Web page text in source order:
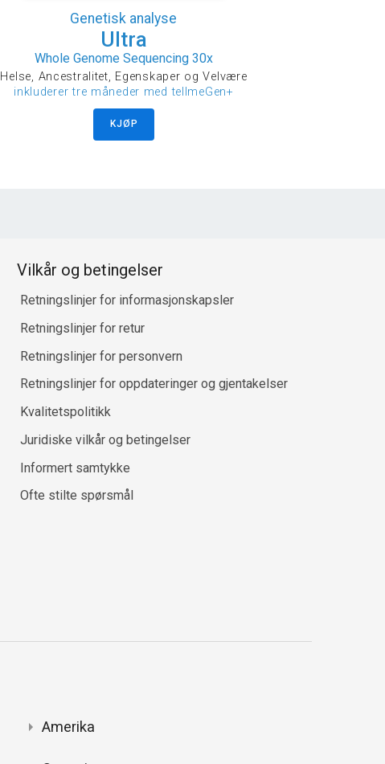
Genetisk analyse
Ultra
Whole Genome Sequencing 30x
Helse, Ancestralitet, Egenskaper og Velvære
inkluderer tre måneder med tellmeGen+
KJØP
Vilkår og betingelser
Retningslinjer for informasjonskapsler
Retningslinjer for retur
Retningslinjer for personvern
Retningslinjer for oppdateringer og gjentakelser
Kvalitetspolitikk
Juridiske vilkår og betingelser
Informert samtykke
Ofte stilte spørsmål
Amerika